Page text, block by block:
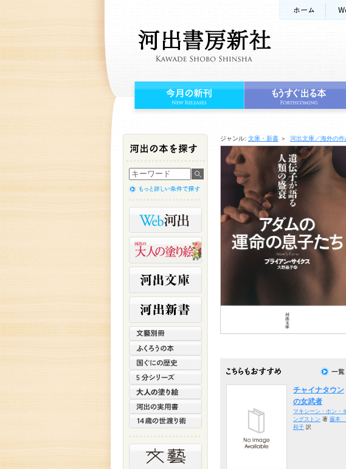
ジャンル: 文庫・新書 ＞ 河出文庫／海外の作
チャイナタウン
の女武者
マキシーン・ホン・
ングストン 著 藤本
和子 訳